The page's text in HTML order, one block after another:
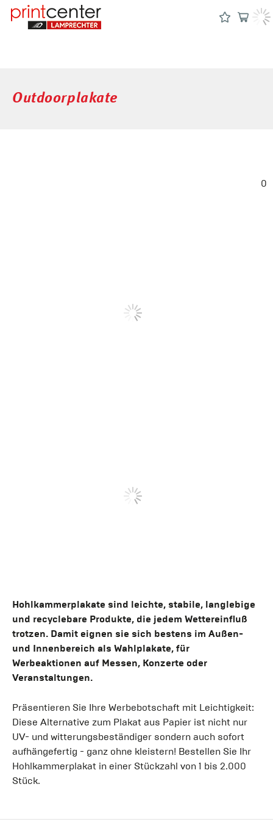
Outdoorplakate
0
Hohlkammerplakate sind leichte, stabile, langlebige
und recyclebare Produkte, die jedem Wettereinfluß
trotzen. Damit eignen sie sich bestens im Außen-
und Innenbereich als Wahlplakate, für
Werbeaktionen auf Messen, Konzerte oder
Veranstaltungen.
Präsentieren Sie Ihre Werbebotschaft mit Leichtigkeit:
Diese Alternative zum Plakat aus Papier ist nicht nur
UV- und witterungsbeständiger sondern auch sofort
aufhängefertig - ganz ohne kleistern! Bestellen Sie Ihr
Hohlkammerplakat in einer Stückzahl von 1 bis 2.000
Stück.